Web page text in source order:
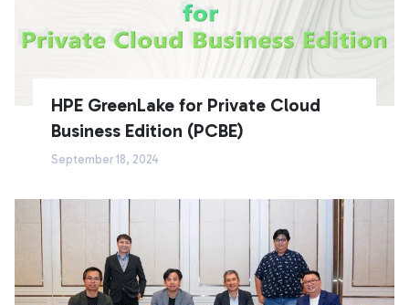
HPE GreenLake for Private Cloud
Business Edition (PCBE)
September 18, 2024